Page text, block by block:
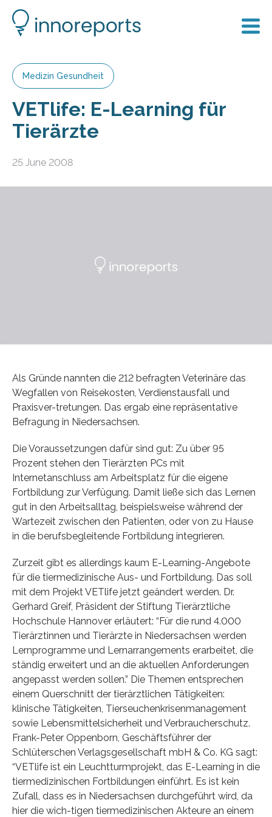
Medizin Gesundheit
VETlife: E-Learning für
Tierärzte
25 June 2008
Als Gründe nannten die 212 befragten Veterinäre das
Wegfallen von Reisekosten, Verdienstausfall und
Praxisver-tretungen. Das ergab eine repräsentative
Befragung in Niedersachsen.
Die Voraussetzungen dafür sind gut: Zu über 95
Prozent stehen den Tierärzten PCs mit
Internetanschluss am Arbeitsplatz für die eigene
Fortbildung zur Verfügung. Damit ließe sich das Lernen
gut in den Arbeitsalltag, beispielsweise während der
Wartezeit zwischen den Patienten, oder von zu Hause
in die berufsbegleitende Fortbildung integrieren.
Zurzeit gibt es allerdings kaum E-Learning-Angebote
für die tiermedizinische Aus- und Fortbildung. Das soll
mit dem Projekt VETlife jetzt geändert werden. Dr.
Gerhard Greif, Präsident der Stiftung Tierärztliche
Hochschule Hannover erläutert: “Für die rund 4.000
Tierärztinnen und Tierärzte in Niedersachsen werden
Lernprogramme und Lernarrangements erarbeitet, die
ständig erweitert und an die aktuellen Anforderungen
angepasst werden sollen.” Die Themen entsprechen
einem Querschnitt der tierärztlichen Tätigkeiten:
klinische Tätigkeiten, Tierseuchenkrisenmanagement
sowie Lebensmittelsicherheit und Verbraucherschutz.
Frank-Peter Oppenborn, Geschäftsführer der
Schlüterschen Verlagsgesellschaft mbH & Co. KG sagt:
“VETlife ist ein Leuchtturmprojekt, das E-Learning in die
tiermedizinischen Fortbildungen einführt. Es ist kein
Zufall, dass es in Niedersachsen durchgeführt wird, da
hier die wich-tigen tiermedizinischen Akteure an einem